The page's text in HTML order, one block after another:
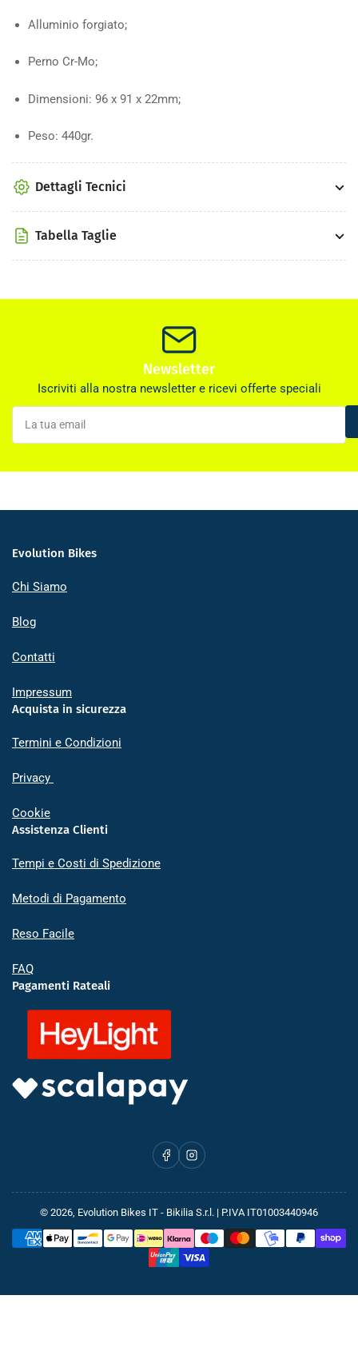
Alluminio forgiato;
Perno Cr-Mo;
Dimensioni: 96 x 91 x 22mm;
Peso: 440gr.
Dettagli Tecnici
Tabella Taglie
Newsletter
Iscriviti alla nostra newsletter e ricevi offerte speciali
La
tua
email
Evolution Bikes
Chi Siamo
Blog
Contatti
Impressum
Acquista in sicurezza
Termini e Condizioni
Privacy
Cookie
Assistenza Clienti
Tempi e Costi di Spedizione
Metodi di Pagamento
Reso Facile
FAQ
Pagamenti Rateali
FacebookInstagram
© 2026, Evolution Bikes IT - Bikilia S.r.l. | P.IVA IT01003440946
Metodi
di
pagamento